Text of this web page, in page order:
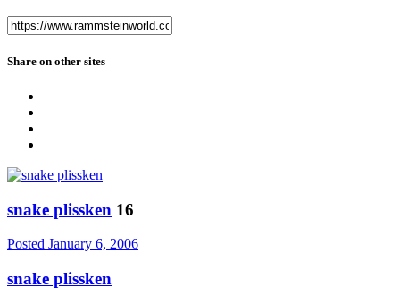
Share on other sites
snake plissken 16
Posted January 6, 2006
snake plissken